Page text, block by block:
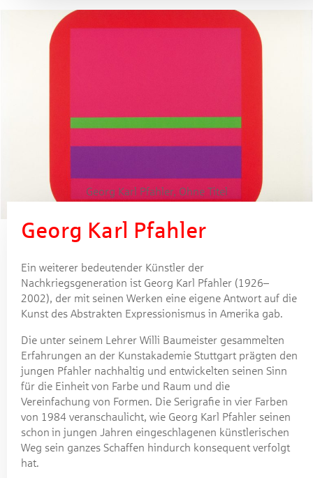
Georg Karl Pfahler, Ohne Titel
Georg Karl Pfahler
Ein weiterer bedeutender Künstler der
Nachkriegsgeneration ist Georg Karl Pfahler (1926–
2002), der mit seinen Werken eine eigene Antwort auf die
Kunst des Abstrakten Expressionismus in Amerika gab.
Die unter seinem Lehrer Willi Baumeister gesammelten
Erfahrungen an der Kunstakademie Stuttgart prägten den
jungen Pfahler nachhaltig und entwickelten seinen Sinn
für die Einheit von Farbe und Raum und die
Vereinfachung von Formen. Die Serigrafie in vier Farben
von 1984 veranschaulicht, wie Georg Karl Pfahler seinen
schon in jungen Jahren eingeschlagenen künstlerischen
Weg sein ganzes Schaffen hindurch konsequent verfolgt
hat.